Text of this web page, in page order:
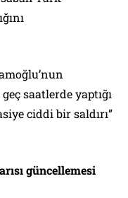
saatlerde yaptığı
ciddi bir saldırı”
güncellemesi